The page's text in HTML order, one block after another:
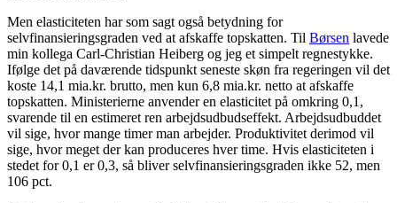
Men elasticiteten har som sagt også betydning for
selvfinansieringsgraden ved at afskaffe topskatten. Til Børsen lavede
min kollega Carl-Christian Heiberg og jeg et simpelt regnestykke.
Ifølge det på daværende tidspunkt seneste skøn fra regeringen vil det
koste 14,1 mia.kr. brutto, men kun 6,8 mia.kr. netto at afskaffe
topskatten. Ministerierne anvender en elasticitet på omkring 0,1,
svarende til en estimeret ren arbejdsudbudseffekt. Arbejdsudbuddet
vil sige, hvor mange timer man arbejder. Produktivitet derimod vil
sige, hvor meget der kan produceres hver time. Hvis elasticiteten i
stedet for 0,1 er 0,3, så bliver selvfinansieringsgraden ikke 52, men
106 pct.